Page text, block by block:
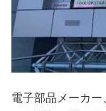
電子部品メーカ